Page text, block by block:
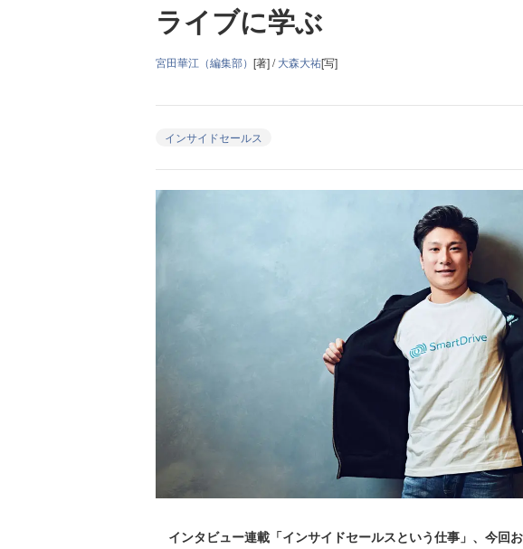
ライブに学ぶ
宮田華江（編集部） [著] /大森大祐[写]
インサイドセールス
インタビュー連載「インサイドセールスという仕事」、今回